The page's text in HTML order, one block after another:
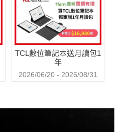
TCL數位筆記本送月讀包1
年
2026/06/20 - 2026/08/31